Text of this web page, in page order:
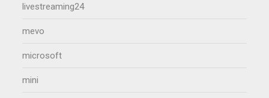
livestreaming24
mevo
microsoft
mini